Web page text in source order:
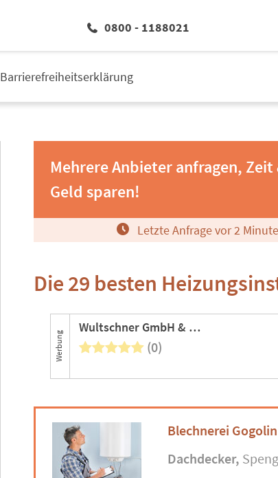
0800 - 1188021
Barrierefreiheitserklärung
Mehrere Anbieter anfragen, Zeit
Geld sparen!
Letzte Anfrage vor2
Die 29 besten
Werbung
Wultschner GmbH & Co. KG
(0)
Blechnerei
Dachdecker